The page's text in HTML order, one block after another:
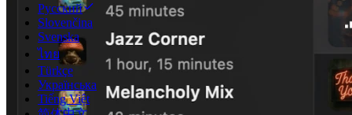
Русский
Slovenčina
Svenska
ไทย
Türkçe
Українська
Tiếng Việt